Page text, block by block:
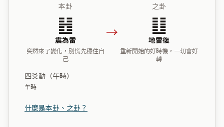
本卦
䷲
震為雷
突然來了變化，別慌先穩住自
己
→
之卦
䷗
地雷復
重新開始的好時機，一切會好
轉
四爻動（午時）
午時
什麼是本卦、之卦？